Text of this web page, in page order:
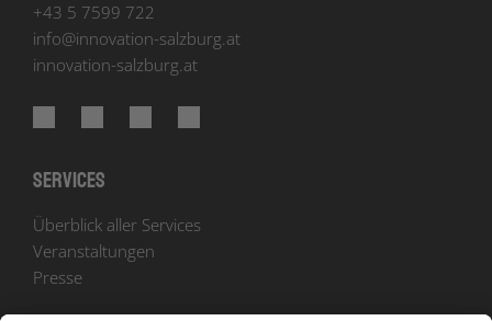
+43 5 7599 722
info@innovation-salzburg.at
innovation-salzburg.at
Services
Überblick aller Services
Veranstaltungen
Presse